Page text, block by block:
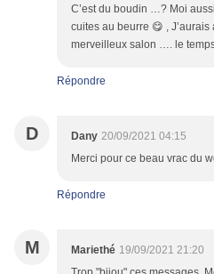
C’est du boudin …? Moi
cuites au beurre 😋 ,
merveilleux salon …. le
Répondre
D Dany 20/09/2021 04:15
Merci pour ce beau vrac du
Répondre
M Mariethé 19/09/2021 21:20